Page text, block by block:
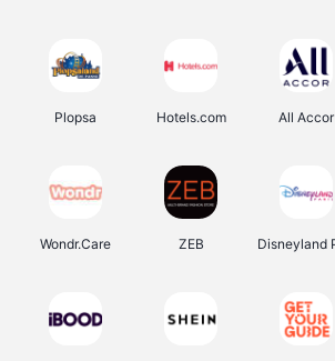
Plopsa Hotels.com All Accor
Wondr.Care ZEB